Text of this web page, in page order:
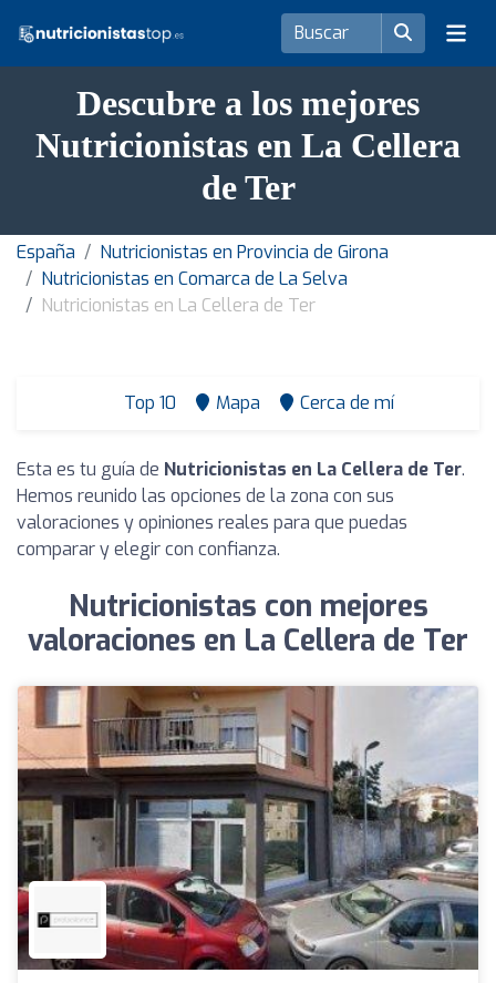
Descubre a los mejores
Nutricionistas en La Cellera
de Ter
España
Nutricionistas en Provincia de Girona
Nutricionistas en Comarca de La Selva
Nutricionistas en La Cellera de Ter
Top 10 Mapa Cerca de mí
Esta es tu guía de Nutricionistas en La Cellera de Ter.
Hemos reunido las opciones de la zona con sus
valoraciones y opiniones reales para que puedas
comparar y elegir con confianza.
Nutricionistas con mejores
valoraciones en La Cellera de Ter